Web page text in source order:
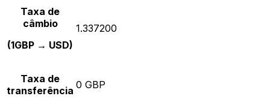
Taxa de
câmbio
(1GBP → USD)
1.337200
Taxa de
transferência 0 GBP